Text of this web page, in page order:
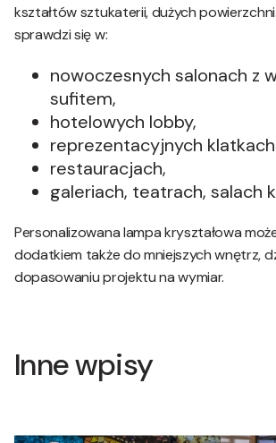
kształtów sztukaterii, dużych
sprawdzi się w:
nowoczesnych salonach z
sufitem,
hotelowych lobby,
reprezentacyjnych
restauracjach,
galeriach, teatrach, salach
Personalizowana lampa kryształowa
dodatkiem także do mniejszych wnętrz,
dopasowaniu projektu na wymiar.
Inne wpisy